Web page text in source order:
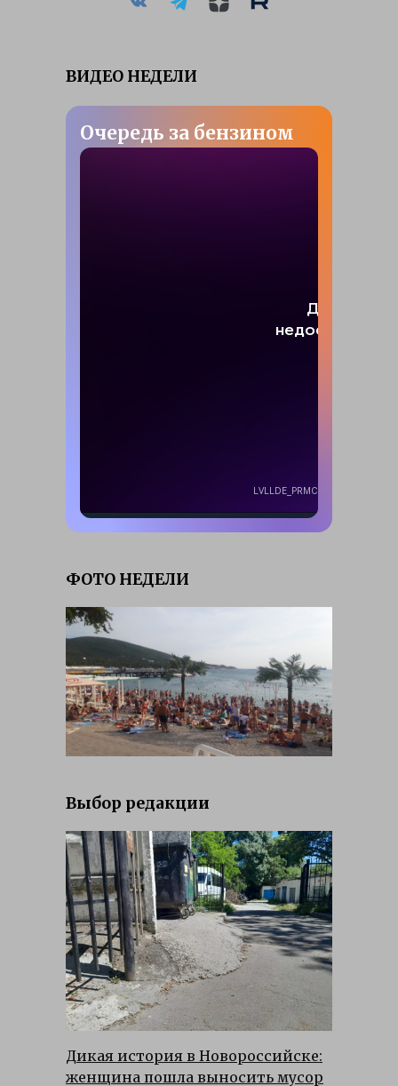
ВИДЕО НЕДЕЛИ
Очередь за бензином
ФОТО НЕДЕЛИ
Выбор редакции
Дикая история в Новороссийске:
женщина пошла выносить мусор